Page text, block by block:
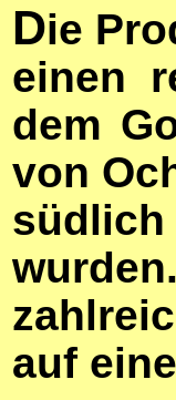
Die
einen
dem
von
auf